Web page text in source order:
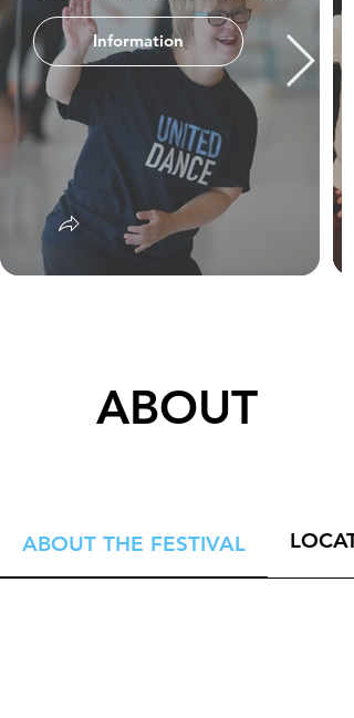
Information
ABOUT
ABOUT THE FESTIVAL